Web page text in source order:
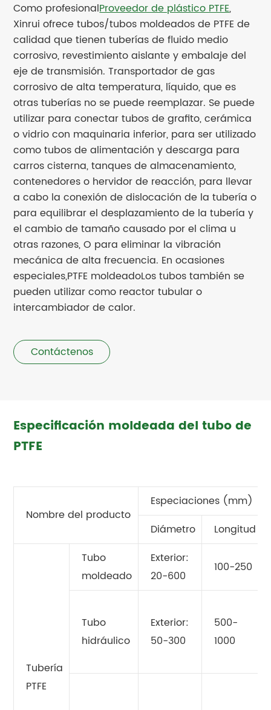
Como profesionalProveedor de plástico PTFE,
Xinrui ofrece tubos/tubos moldeados de PTFE de
calidad que tienen tuberías de fluido medio
corrosivo, revestimiento aislante y embalaje del
eje de transmisión. Transportador de gas
corrosivo de alta temperatura, líquido, que es
otras tuberías no se puede reemplazar. Se puede
utilizar para conectar tubos de grafito, cerámica
o vidrio con maquinaria inferior, para ser utilizado
como tubos de alimentación y descarga para
carros cisterna, tanques de almacenamiento,
contenedores o hervidor de reacción, para llevar
a cabo la conexión de dislocación de la tubería o
para equilibrar el desplazamiento de la tubería y
el cambio de tamaño causado por el clima u
otras razones, O para eliminar la vibración
mecánica de alta frecuencia. En ocasiones
especiales,PTFE moldeadoLos tubos también se
pueden utilizar como reactor tubular o
intercambiador de calor.
Contáctenos
Especificación moldeada del tubo de
PTFE
Nombre del producto
Especiaciones (mm)
Diámetro
Longitud
Tubería
PTFE
Tubo
moldeado
Exterior:
20-600
100-250
Tubo
hidráulico
Exterior:
50-300
500-
1000